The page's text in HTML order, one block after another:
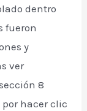
dentro
fueron
y
ver
8
hacer clic